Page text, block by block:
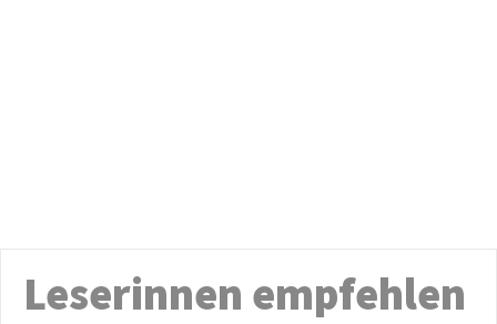
Leserinnen empfehlen